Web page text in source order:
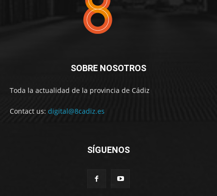
SOBRE NOSOTROS
Toda la actualidad de la provincia de Cádiz
Contact us: digital@8cadiz.es
SÍGUENOS